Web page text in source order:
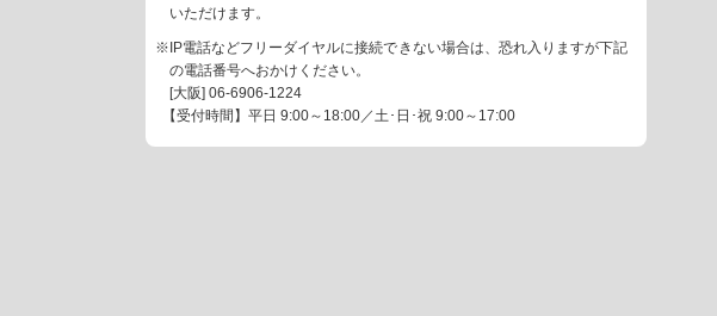
いただけます。
※IP電話などフリーダイヤルに接続できない場合は、恐れ入りますが下記
の電話番号へおかけください。
[大阪] 06-6906-1224
【受付時間】平日 9:00～18:00／土･日･祝 9:00～17:00